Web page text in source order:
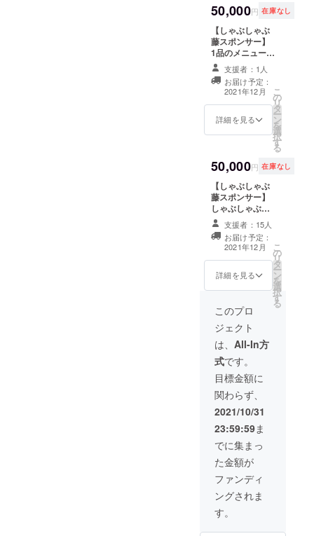
す。）
デザイ
ンは変
更にな
る場合
がござ
いま
す。
50,000円 在庫なし
【しゃぶしゃぶ
藤スポンサー】
1品のメニュー命
名権（1年間）
しゃぶしゃぶ藤
のメニュー表に1
年間、お考え頂
いたメニュー名
を掲載させて頂
する可能性がご
ざいます。
支援者：1人
お届け予定：
2021年12月
詳細を見る
こ
の
リ
タ
ー
ン
を
選
択
す
る
50,000円 在庫なし
【しゃぶしゃぶ
藤スポンサー】
しゃぶしゃぶ
藤、新店舗内壁
にご支援頂いた
方のネームプ
レートを店舗が
続く限り掲載さ
せて頂きます。
150mm （予
定） （ネームに
関しては後日
メールにてお伺
い致します。15
文字以内）
支援者：15人
お届け予定：
2021年12月
詳細を見る
こ
の
リ
タ
ー
ン
を
選
択
す
る
このプロ
ジェクト
は、 All-In方
式です。
目標金額に
関わらず、
2021/10/31
23:59:59ま
でに集まっ
た金額が
ファンディ
ングされま
す。